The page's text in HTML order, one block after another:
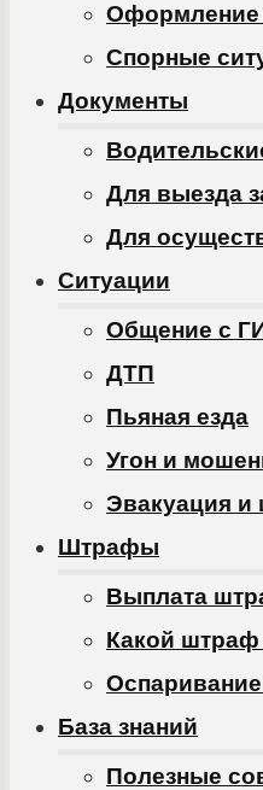
Оформление
Спорные
Документы
Для выезда
Для
Ситуации
Общение с
ДТП
Пьяная езда
Угон и
Эвакуация и
Штрафы
Выплата
Какой штраф
База знаний
Полезные